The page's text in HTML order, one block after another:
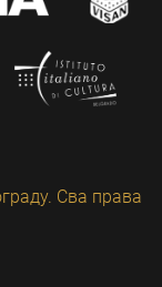
Сва права